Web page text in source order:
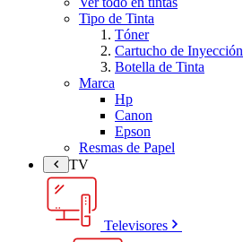
Tipo de Tinta
Tóner
Cartucho de Inyección
Botella de Tinta
Marca
Hp
Canon
Epson
Resmas de Papel
TV
Televisores